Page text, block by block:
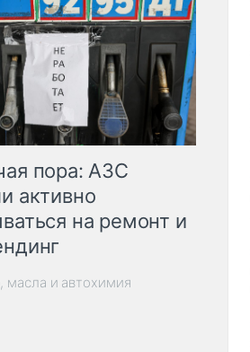
пора: АЗС
активно
на ремонт и
масла и автохимия